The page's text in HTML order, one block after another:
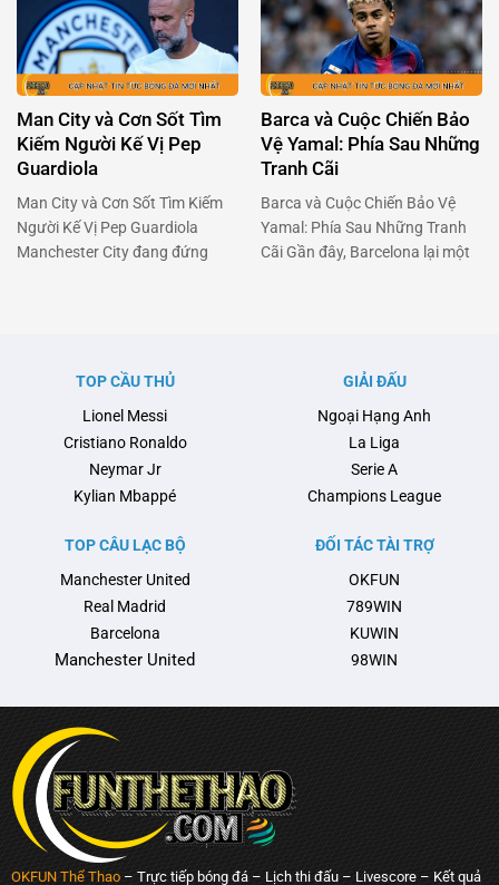
bão với phát biểu về Alejandro
Garnacho – tài năng trẻ của
Manchester United. Ông cho
rằng Garnacho, một viên ngọc
sáng giá, đang bị kìm hãm bởi
chính môi trường …
vào năm 2022. Chân sút người
Gabon đã dám trải lòng về giai
đoạn u ám ấy, và cách anh đang
tìm …
Man City và Cơn Sốt Tìm
Kiếm Người Kế Vị Pep
Guardiola
Man City và Cơn Sốt Tìm Kiếm
Người Kế Vị Pep Guardiola
Manchester City đang đứng
thế lực không thể cản phá tại
Barca và Cuộc Chiến Bảo
Vệ Yamal: Phía Sau Những
Tranh Cãi
Barca và Cuộc Chiến Bảo Vệ
Yamal: Phía Sau Những Tranh
Cãi Gần đây, Barcelona lại một
đội bóng này với Liên đoàn
TOP CẦU THỦ
Lionel Messi
Cristiano Ronaldo
Neymar Jr
Kylian Mbappé
GIẢI ĐẤU
Ngoại Hạng Anh
La Liga
Serie A
Champions League
TOP CÂU LẠC BỘ
Manchester United
Real Madrid
Barcelona
Manchester United
ĐỐI TÁC TÀI TRỢ
OKFUN
789WIN
KUWIN
98WIN
OKFUN Thể Thao– Trực tiếp bóng đá – Lịch thi đấu – Livescore – Kết quả